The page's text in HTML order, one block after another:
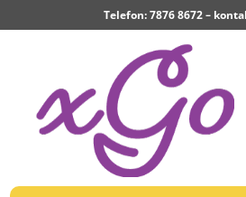
Telefon: 7876 8672 –